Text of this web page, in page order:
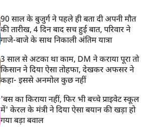
90 साल के बुजुर्ग ने पहले ही बता दी अपनी मौत
की तारीख, 4 दिन बाद सच हुई बात, परिवार ने
गाजे-बाजे के साथ निकाली अंतिम यात्रा
3 साल से अटका था काम, DM ने कराया पूरा तो
किसान ने दिया ऐसा तोहफा, देखकर अफसर ने
कहा- इससे अनमोल कुछ नहीं
'बस का किराया नहीं, फिर भी बच्चे प्राइवेट स्कूल
में' केरल के मंत्री ने दिया ऐसा बयान की खड़ा हो
गया बड़ा बवाल